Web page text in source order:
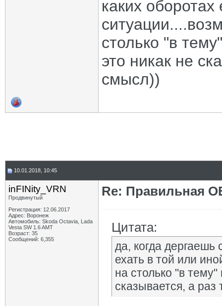
каких
столько "в
это никак не
смысл))
10.01.2018, 10:45
inFINity_VRN
Продвинутый
Регистрация: 12.06.2017
Адрес: Воронеж
Автомобиль: Skoda Octavia, Lada
Vesta SW 1.6 AMT
Возраст: 35
Сообщений: 6,355
Re: Правильная
Цитата:
да, когда
ехать в той или
на столько "в
сказывается, а раз